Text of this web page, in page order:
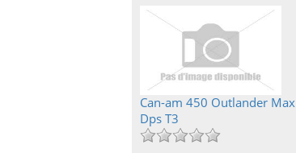
Can-am 450 Outlander Max
Dps T3